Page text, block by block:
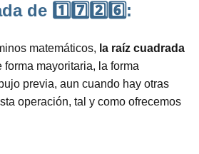
de 1️⃣7️⃣2️⃣6️⃣:
matemáticos, la raíz cuadrada
forma mayoritaria, la forma
previa, aun cuando hay otras
operación, tal y como ofrecemos